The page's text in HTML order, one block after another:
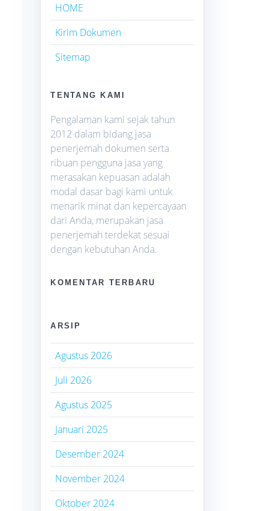
HOME
Kirim Dokumen
Sitemap
TENTANG KAMI
Pengalaman kami sejak tahun
2012 dalam bidang jasa
penerjemah dokumen serta
ribuan pengguna jasa yang
merasakan kepuasan adalah
modal dasar bagi kami untuk
menarik minat dan kepercayaan
dari Anda, merupakan jasa
penerjemah terdekat sesuai
dengan kebutuhan Anda.
KOMENTAR TERBARU
ARSIP
Agustus 2026
Juli 2026
Agustus 2025
Januari 2025
Desember 2024
November 2024
Oktober 2024